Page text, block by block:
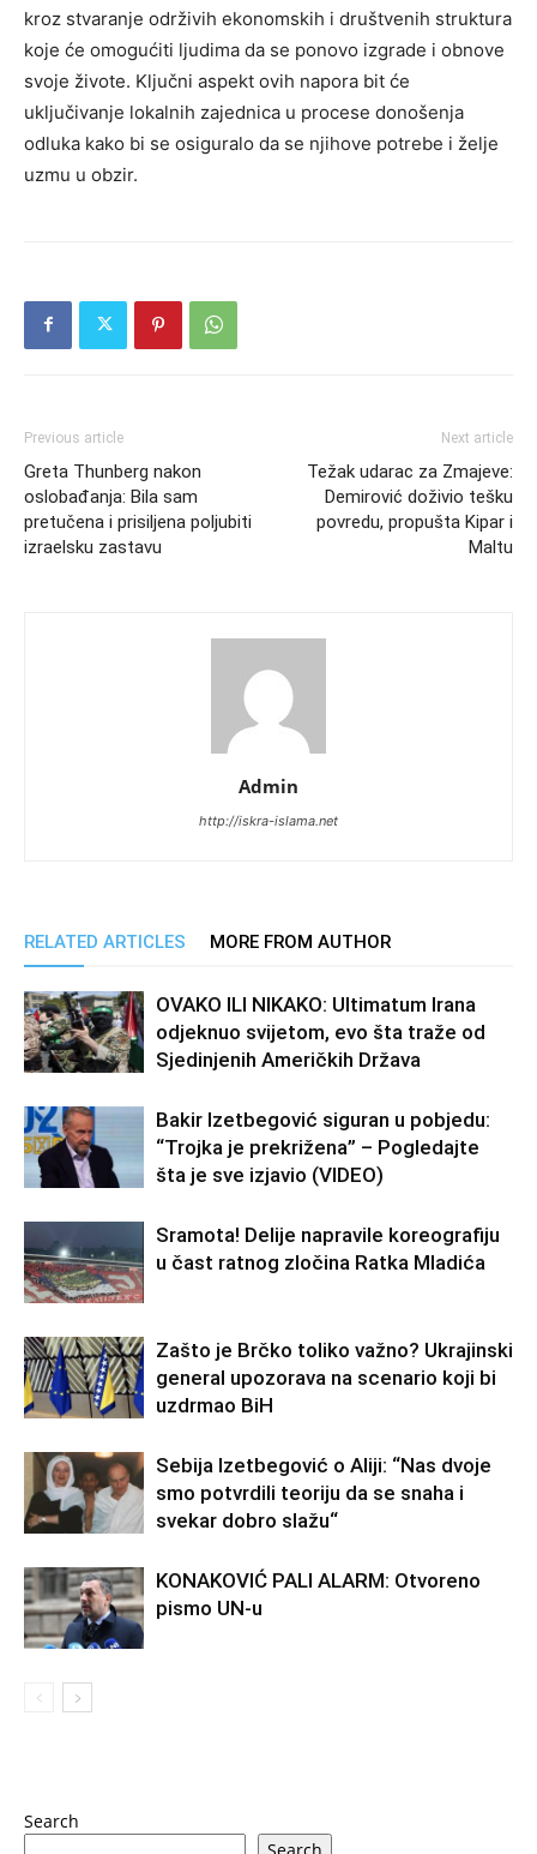
kroz stvaranje održivih ekonomskih i društvenih struktura
koje će omogućiti ljudima da se ponovo izgrade i obnove
svoje živote. Ključni aspekt ovih napora bit će
uključivanje lokalnih zajednica u procese donošenja
odluka kako bi se osiguralo da se njihove potrebe i želje
uzmu u obzir.
Previous article
Greta Thunberg nakon
oslobađanja: Bila sam
pretučena i prisiljena poljubiti
izraelsku zastavu
Next article
Težak udarac za Zmajeve:
Demirović doživio tešku
povredu, propušta Kipar i
Maltu
Admin
http://iskra-islama.net
RELATED ARTICLES MORE FROM AUTHOR
OVAKO ILI NIKAKO: Ultimatum Irana
odjeknuo svijetom, evo šta traže od
Sjedinjenih Američkih Država
Bakir Izetbegović siguran u pobjedu:
“Trojka je prekrižena” – Pogledajte
šta je sve izjavio (VIDEO)
Sramota! Delije napravile koreografiju
u čast ratnog zločina Ratka Mladića
Zašto je Brčko toliko važno? Ukrajinski
general upozorava na scenario koji bi
uzdrmao BiH
Sebija Izetbegović o Aliji: “Nas dvoje
smo potvrdili teoriju da se snaha i
svekar dobro slažu“
KONAKOVIĆ PALI ALARM: Otvoreno
pismo UN-u
Search
Search